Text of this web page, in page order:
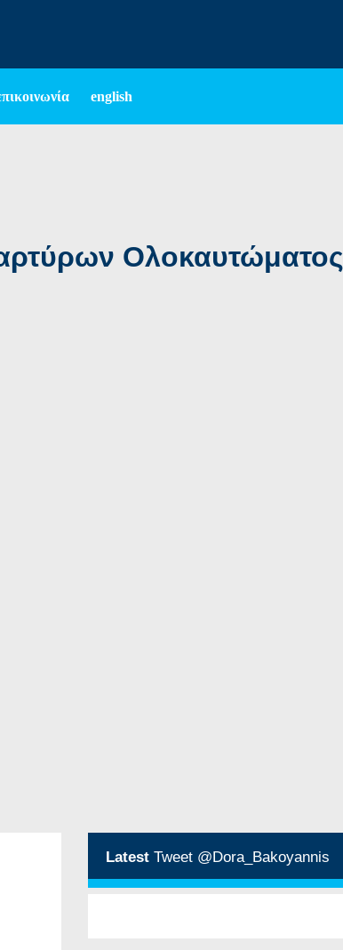
english
Ολοκαυτώματος
Latest Tweet @Dora_Bakoyannis